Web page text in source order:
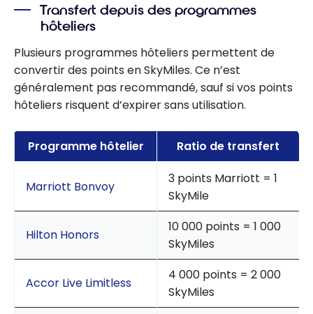
Transfert depuis des programmes
hôteliers
Plusieurs programmes hôteliers permettent de
convertir des points en SkyMiles. Ce n’est
généralement pas recommandé, sauf si vos points
hôteliers risquent d’expirer sans utilisation.
Programme hôtelier Ratio de transfert
Marriott Bonvoy
3 points Marriott = 1
SkyMile
Hilton Honors
10 000 points = 1 000
SkyMiles
Accor Live Limitless
4 000 points = 2 000
SkyMiles